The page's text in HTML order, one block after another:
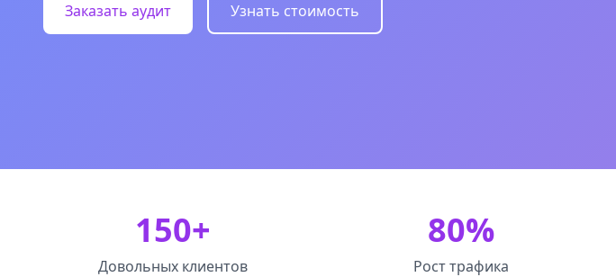
Заказать аудит Узнать стоимость
150+
Довольных клиентов
80%
Рост трафика